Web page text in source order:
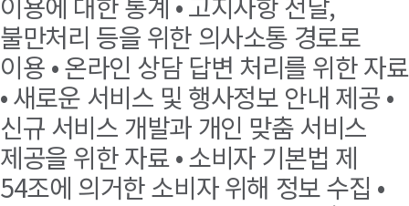
불만처리 등을 위한 의사소통 경로로
이용 • 온라인 상담 답변 처리를 위한 자료
• 새로운 서비스 및 행사정보 안내 제공 •
신규 서비스 개발과 개인 맞춤 서비스
제공을 위한 자료 • 소비자 기본법 제
54조에 의거한 소비자 위해 정보 수집 •